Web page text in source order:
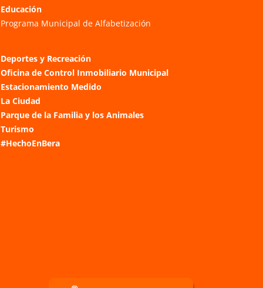
Educación
Programa Municipal de Alfabetización
Deportes y Recreación
Oficina de Control Inmobiliario Municipal
Estacionamiento Medido
La Ciudad
Parque de la Familia y los Animales
Turismo
#HechoEnBera